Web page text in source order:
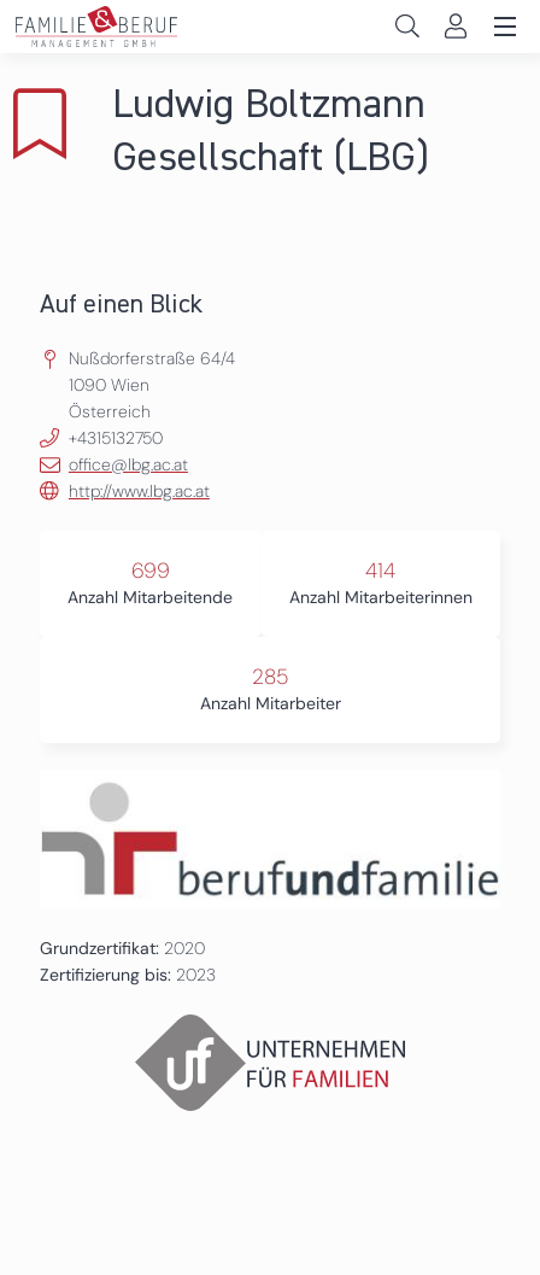
Direkt zum Inhalt
Gemeinden
Das sind wir
News & Events
Ludwig Boltzmann
Gesellschaft (LBG)
Auf einen Blick
Nußdorferstraße 64/4
1090 Wien
Österreich
+4315132750
office@lbg.ac.at
http://www.lbg.ac.at
699
Anzahl Mitarbeitende
414
Anzahl Mitarbeiterinnen
285
Anzahl Mitarbeiter
Grundzertifikat: 2020
Zertifizierung bis: 2023